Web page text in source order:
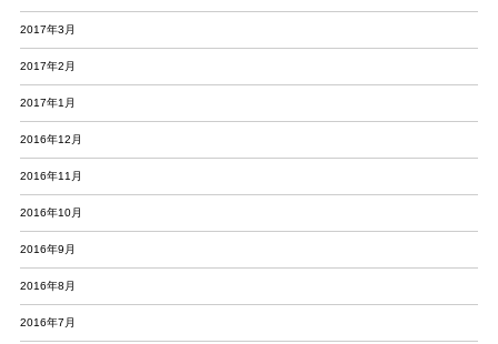
2017年3月
2017年2月
2017年1月
2016年12月
2016年11月
2016年10月
2016年9月
2016年8月
2016年7月